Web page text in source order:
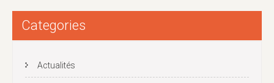
Categories
Actualités